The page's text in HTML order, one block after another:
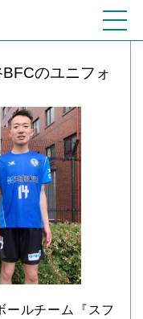
のユニフォ
ールチーム『スフ